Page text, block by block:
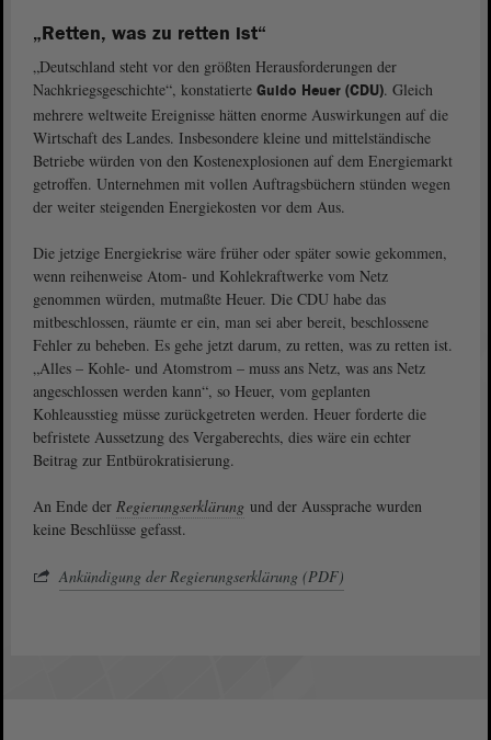
„Retten, was zu retten ist“
„Deutschland steht vor den größten Herausforderungen der
Nachkriegsgeschichte“, konstatierte Guido Heuer (CDU). Gleich
mehrere weltweite Ereignisse hätten enorme Auswirkungen auf die
Wirtschaft des Landes. Insbesondere kleine und mittelständische
Betriebe würden von den Kostenexplosionen auf dem Energiemarkt
getroffen. Unternehmen mit vollen Auftragsbüchern stünden wegen
der weiter steigenden Energiekosten vor dem Aus.
Die jetzige Energiekrise wäre früher oder später sowie gekommen,
wenn reihenweise Atom- und Kohlekraftwerke vom Netz
genommen würden, mutmaßte Heuer. Die CDU habe das
mitbeschlossen, räumte er ein, man sei aber bereit, beschlossene
Fehler zu beheben. Es gehe jetzt darum, zu retten, was zu retten ist.
„Alles – Kohle- und Atomstrom – muss ans Netz, was ans Netz
angeschlossen werden kann“, so Heuer, vom geplanten
Kohleausstieg müsse zurückgetreten werden. Heuer forderte die
befristete Aussetzung des Vergaberechts, dies wäre ein echter
Beitrag zur Entbürokratisierung.
An Ende der Regierungserklärung und der Aussprache wurden
keine Beschlüsse gefasst.
Ankündigung der Regierungserklärung (PDF)